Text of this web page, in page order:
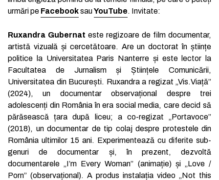
urmări pe FacebooksauYouTube. Invitate:
Ruxandra Gubernat este regizoare de film documentar,
artistă vizuală și cercetătoare. Are un doctorat în științe
politice la Universitatea Paris Nanterre și este lector la
Facultatea de Jurnalism și Științele Comunicării,
Universitatea din București. Ruxandra a regizat „Vis.Viață”
(2024), un documentar observațional despre trei
adolescenți din România în era social media, care decid să
părăsească țara după liceu; a co-regizat „Portavoce”
(2018), un documentar de tip colaj despre protestele din
România ultimilor 15 ani. Experimentează cu diferite sub-
genuri de documentar și, în prezent, dezvoltă
documentarele „I’m Every Woman” (animație) și „Love /
Porn” (observațional). A produs instalația video „Not this